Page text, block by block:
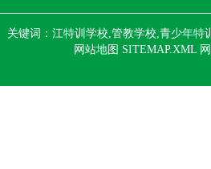
关键词：江特训学校,管教学校,青少年
网站地图 SITEMAP.XML